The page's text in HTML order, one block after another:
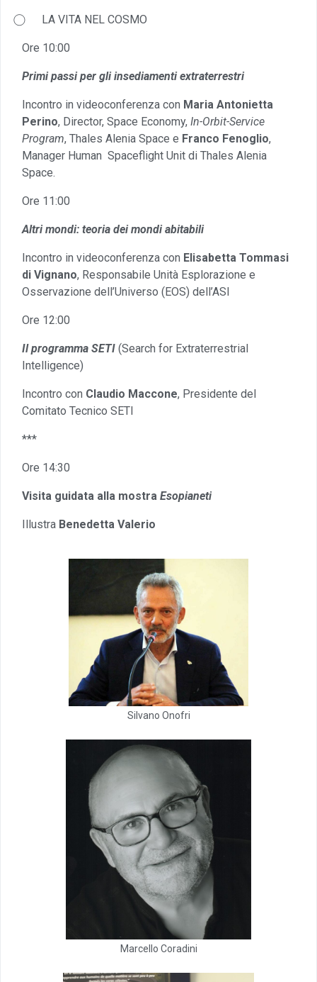
⃝ LA VITA NEL COSMO
Ore 10:00
Primi passi per gli insediamenti extraterrestri
Incontro in videoconferenza con Maria Antonietta
Perino, Director, Space Economy, In-Orbit-Service
Program, Thales Alenia Space e Franco Fenoglio,
Manager Human Spaceflight Unit di Thales Alenia
Space.
Ore 11:00
Altri mondi: teoria dei mondi abitabili
Incontro in videoconferenza con Elisabetta Tommasi
di Vignano, Responsabile Unità Esplorazione e
Osservazione dell’Universo (EOS) dell’ASI
Ore 12:00
Il programma SETI (Search for Extraterrestrial
Intelligence)
Incontro con Claudio Maccone, Presidente del
Comitato Tecnico SETI
***
Ore 14:30
Visita guidata alla mostra Esopianeti
Illustra Benedetta Valerio
Silvano Onofri
Marcello Coradini